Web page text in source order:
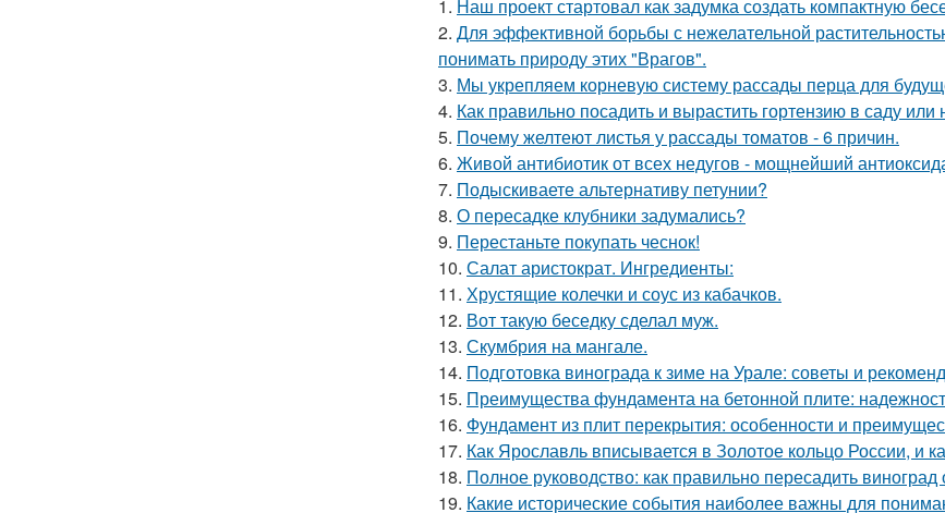
1. Наш проект стартовал как задумка создать компактную
2. Для эффективной борьбы с нежелательной
понимать природу этих "Врагов".
3. Мы укрепляем корневую систему рассады перца для
4. Как правильно посадить и вырастить гортензию в саду или
5. Почему желтеют листья у рассады томатов - 6 причин.
6. Живой антибиотик от всех недугов - мощнейший
7. Подыскиваете альтернативу петунии?
8. О пересадке клубники задумались?
9. Перестаньте покупать чеснок!
10. Салат аристократ. Ингредиенты:
11. Хрустящие колечки и соус из кабачков.
12. Вот такую беседку сделал муж.
13. Скумбрия на мангале.
14. Подготовка винограда к зиме на Урале: советы и
15. Преимущества фундамента на бетонной плите:
16. Фундамент из плит перекрытия: особенности и
17. Как Ярославль вписывается в Золотое кольцо России, и
18. Полное руководство: как правильно пересадить
19. Какие исторические события наиболее важны для